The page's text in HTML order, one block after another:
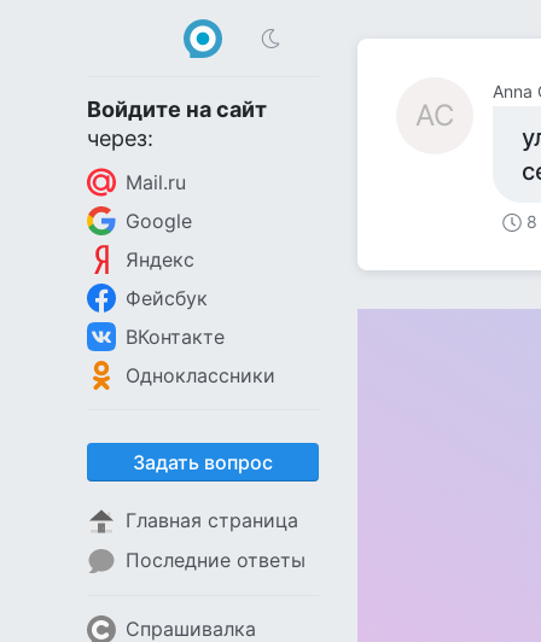
Войдите на сайт
через:
Mail.ru
Google
Яндекс
Фейсбук
ВКонтакте
Одноклассники
Задать вопрос
Главная страница
Последние ответы
Спрашивалка
AC
Anna
8